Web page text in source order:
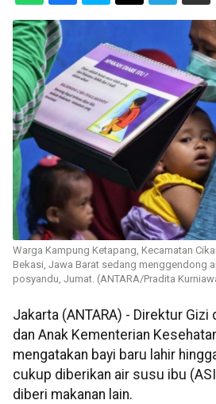
Warga Kampung Ketapang, Kecamatan
Bekasi, Jawa Barat sedang menggendong
posyandu, Jumat. (ANTARA/Pradita
Jakarta (ANTARA) - Direktur Gizi
dan Anak Kementerian
mengatakan bayi baru lahir
cukup diberikan air susu ibu
diberi makanan lain.